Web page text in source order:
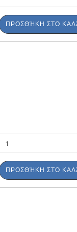
ΠΡΟΣΘΉΚΗ ΣΤΟ
ΠΡΟΣΘΉΚΗ ΣΤΟ